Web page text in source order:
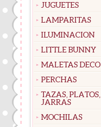
JUGUETES
LAMPARITAS
ILUMINACION
LITTLE BUNNY
MALETAS DECO
PERCHAS
TAZAS, PLATOS,
JARRAS
MOCHILAS